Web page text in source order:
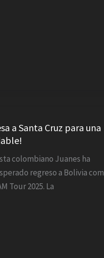
a Santa Cruz para una
colombiano Juanes ha
regreso a Bolivia
Tour 2025. La